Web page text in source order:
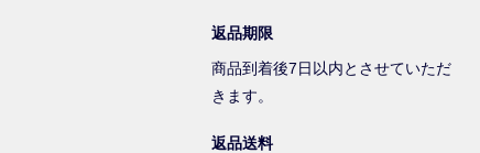
返品期限
商品到着後7日以内とさせていただ
きます。
返品送料